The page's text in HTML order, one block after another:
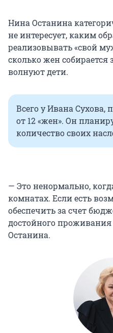
Нина Останина
не интересует, каким
реализовывать «свой
сколько жен собирается
волнуют дети.
Всего у Ивана Сухова,
от 12 «жен». Он
количество своих
— Это ненормально,
комнатах. Если есть
обеспечить за счет
достойного
Останина.